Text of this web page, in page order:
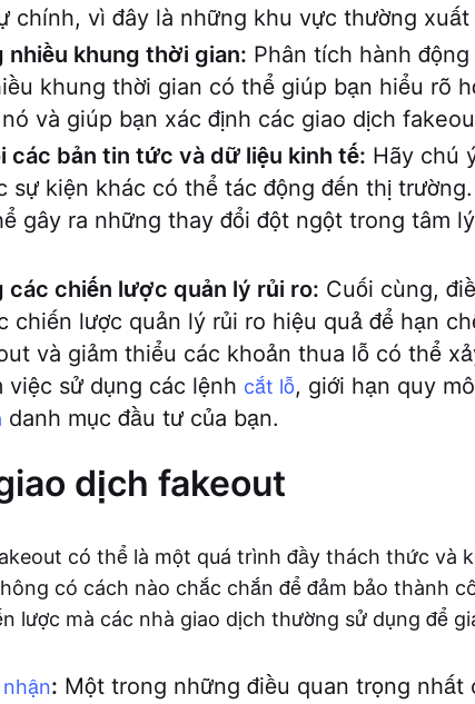
chính, vì đây là những khu vực thường
nhiều khung thời gian: Phân tích hành
khung thời gian có thể giúp bạn hiểu rõ
và giúp bạn xác định các giao dịch
các bản tin tức và dữ liệu kinh tế: Hãy chú
sự kiện khác có thể tác động đến thị
gây ra những thay đổi đột ngột trong tâm
các chiến lược quản lý rủi ro: Cuối cùng,
chiến lược quản lý rủi ro hiệu quả để hạn
và giảm thiểu các khoản thua lỗ có thể
việc sử dụng các lệnh cắt lỗ, giới hạn quy
danh mục đầu tư của bạn.
dịch fakeout
có thể là một quá trình đầy thách thức và
có cách nào chắc chắn để đảm bảo thành
lược mà các nhà giao dịch thường sử dụng để
: Một trong những điều quan trọng nhất